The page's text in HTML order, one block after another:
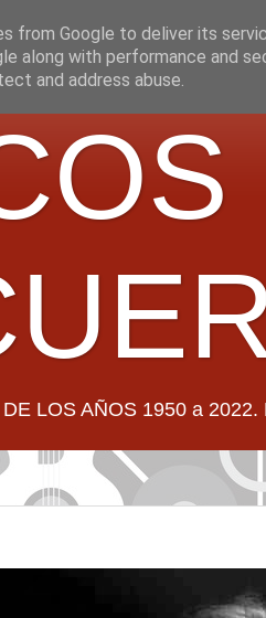
LOS AÑOS 1950 a
from Google to deliver its
along with performance and
and address abuse.